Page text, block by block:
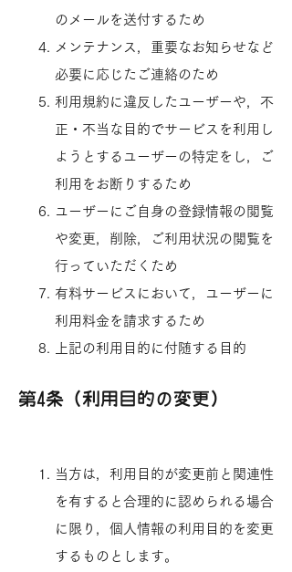
のメールを送付するため
メンテナンス，重要なお知らせなど
必要に応じたご連絡のため
利用規約に違反したユーザーや，不
正・不当な目的でサービスを利用し
ようとするユーザーの特定をし，ご
利用をお断りするため
ユーザーにご自身の登録情報の閲覧
や変更，削除，ご利用状況の閲覧を
行っていただくため
有料サービスにおいて，ユーザーに
利用料金を請求するため
上記の利用目的に付随する目的​
第4条（利用目的の変更）
当方は，利用目的が変更前と関連性
を有すると合理的に認められる場合
に限り，個人情報の利用目的を変更
するものとします。